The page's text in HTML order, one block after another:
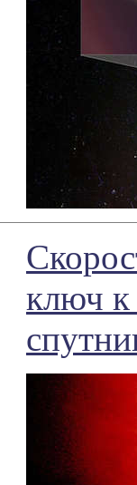
ключ к